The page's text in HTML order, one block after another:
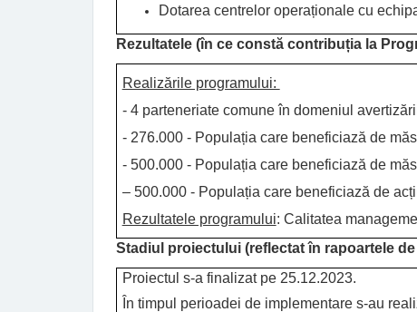
Dotarea centrelor operaționale cu
Rezultatele (în ce constă contribuția la
Realizările programului:
- 4 parteneriate comune în domeniul
- 276.000 - Populația care beneficiază de
- 500.000 - Populația care beneficiază de
– 500.000 - Populația care beneficiază de
Rezultatele programului: Calitatea
Stadiul proiectului (reflectat în rapoartele
Proiectul s-a finalizat pe 25.12.2023.
În timpul perioadei de implementare s-au